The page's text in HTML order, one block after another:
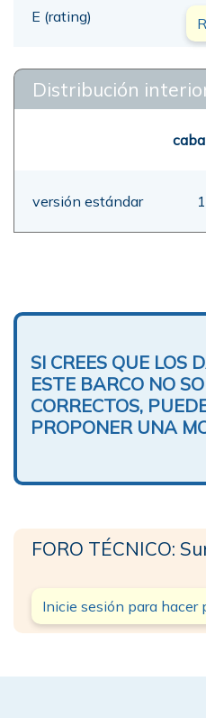
E (rating)
Distribución
versión estándar 1
SI CREES QUE LOS
ESTE BARCO NO
CORRECTOS,
PROPONER UNA
FORO TÉCNICO:
Inicie sesión para hacer